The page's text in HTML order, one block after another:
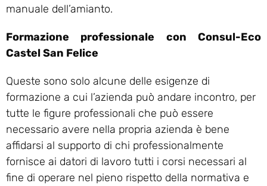
manuale dell’amianto.
Formazione professionale con Consul-Eco
Castel San Felice
Queste sono solo alcune delle esigenze di
formazione a cui l’azienda può andare incontro, per
tutte le figure professionali che può essere
necessario avere nella propria azienda è bene
affidarsi al supporto di chi professionalmente
fornisce ai datori di lavoro tutti i corsi necessari al
fine di operare nel pieno rispetto della normativa e